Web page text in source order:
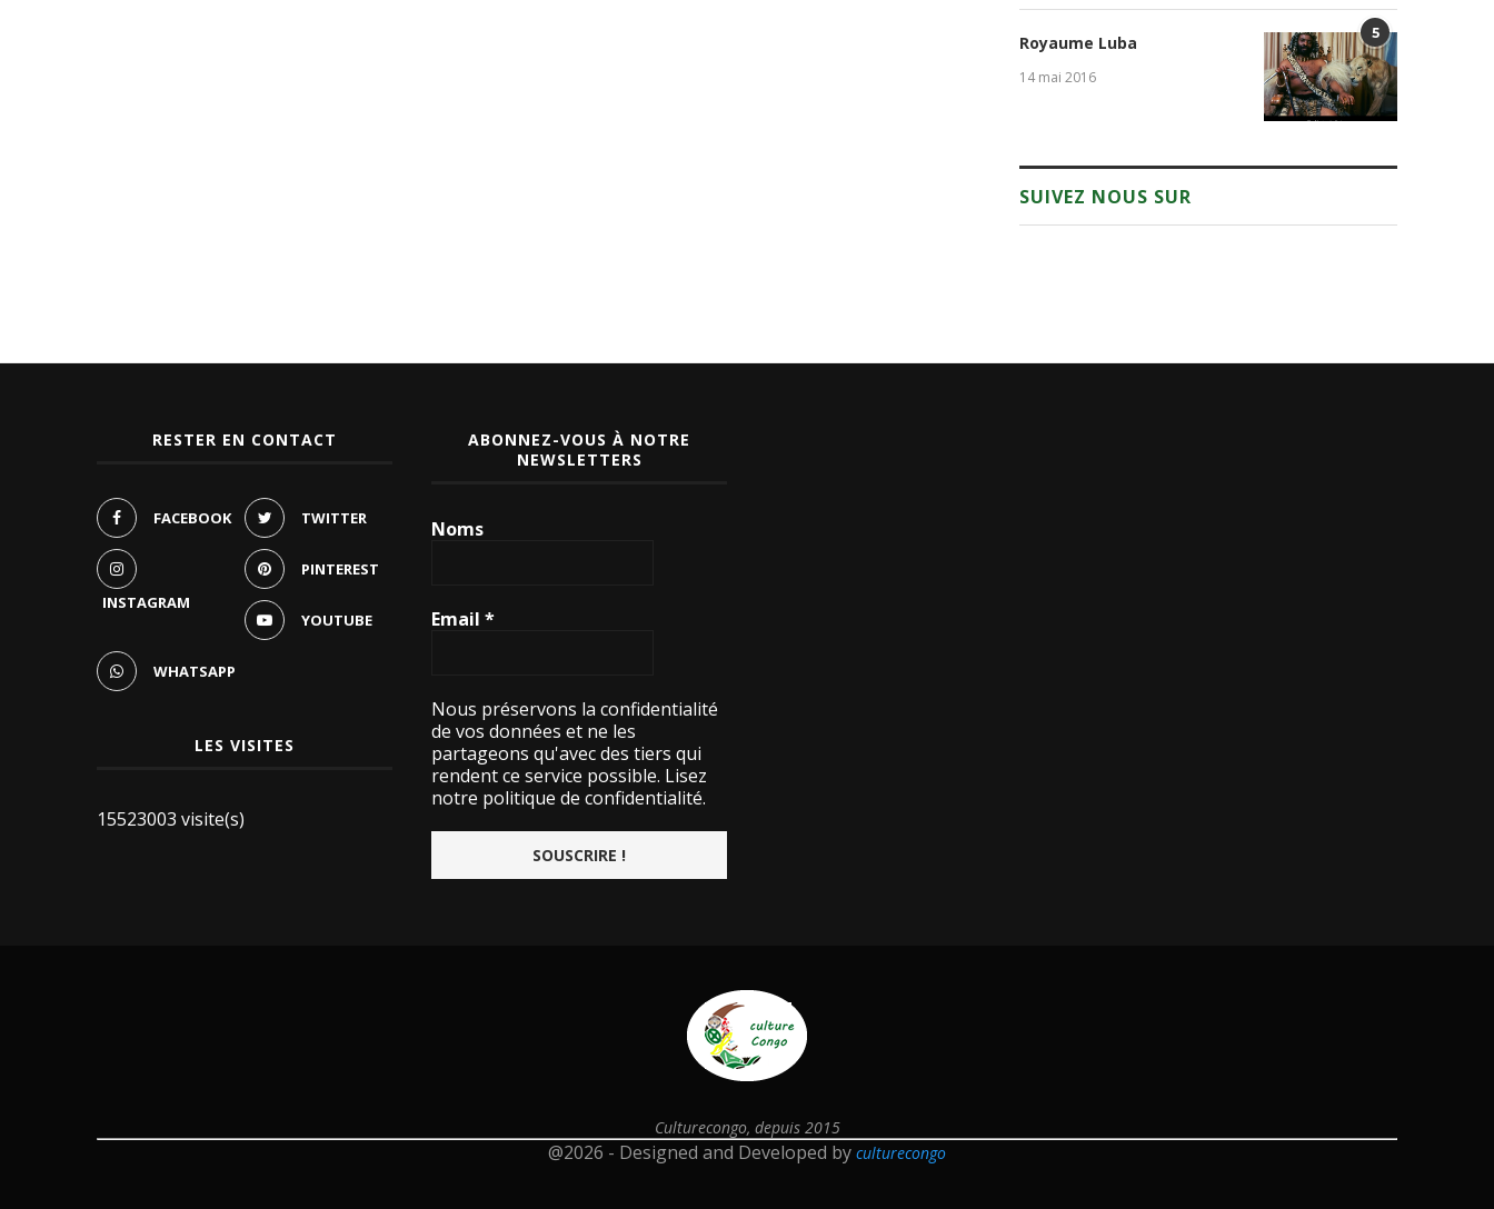
5
Royaume Luba
14 mai 2016
SUIVEZ NOUS SUR
RESTER EN CONTACT
FACEBOOK TWITTER
INSTAGRAM
PINTEREST
YOUTUBE
WHATSAPP
LES VISITES
15523003 visite(s)
ABONNEZ-VOUS À NOTRE
NEWSLETTERS
Noms
Email*
Nous préservons la confidentialité
de vos données et ne les
partageons qu'avec des tiers qui
rendent ce service possible. Lisez
notre politique de confidentialité.
Culturecongo, depuis 2015
@2026 - Designed and Developed by culturecongo